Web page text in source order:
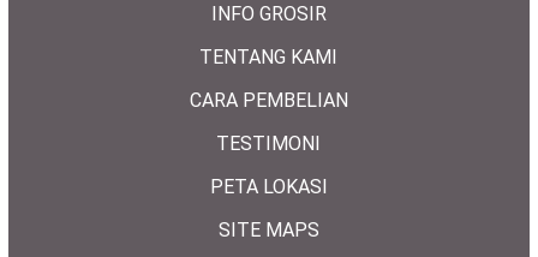
INFO GROSIR
TENTANG KAMI
CARA PEMBELIAN
TESTIMONI
PETA LOKASI
SITE MAPS